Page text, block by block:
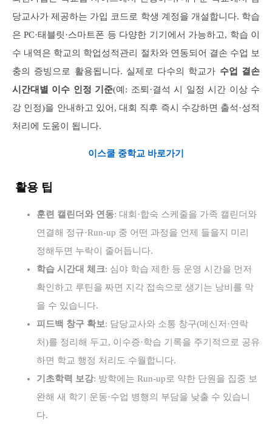
당교사가 제공하는 가입 코드로 학생 계정을 개설합니다. 학습
은 PC·태블릿·스마트폰 등 다양한 기기에서 가능하고, 학습 이
수 내역은 학교의 학업성적관리 절차와 연동되어 결손 수업 보
충의 증빙으로 활용됩니다. 실제로 다수의 학교가 수업 결손
시간대별 이수 인정 기준(예: 조퇴·결석 시 일정 시간 이상 수
강 인정)을 안내하고 있어, 대회 직후 즉시 수강하면 출석·성적
처리에 도움이 됩니다.
이스쿨 중학교 바로가기
활용 팁
훈련 캘린더와 연동: 대회·합숙 스케줄을 가족 캘린더와
연결해 정규·Run-up 중 어떤 과정을 언제 들을지 미리
정해두면 누락이 줄어듭니다.
학습 시간대 체크: 심야 학습 제한 등 운영 시간을 먼저
확인하고 루틴을 짜면 지각 접속으로 생기는 낭비를 막
을 수 있습니다.
피드백 창구 확보: 담당교사와 소통 창구(메신저·연락
처)를 정리해 두고, 이수증·학습 기록을 주기적으로 공유
하면 학교 행정 처리도 수월합니다.
기초학력 보강: 방학에는 Run-up로 약한 단원을 집중 보
완해 새 학기 운동·수업 병행의 부담을 낮출 수 있습니
다.